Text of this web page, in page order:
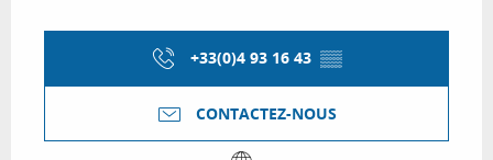
+33(0)4 93 16 43 ▒▒
CONTACTEZ-NOUS